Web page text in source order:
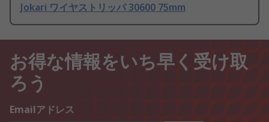
Jokari ワイヤストリッパ 30600 75mm
お得な情報をいち早く受け取
ろう
Emailアドレス